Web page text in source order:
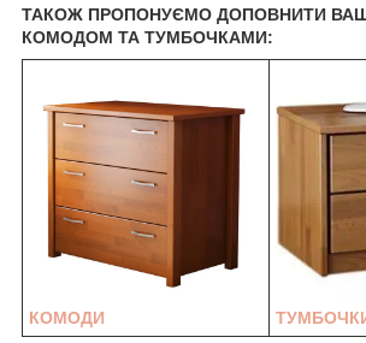
ТАКОЖ ПРОПОНУЄМО ДОПОВНИТИ
КОМОДОМ ТА ТУМБОЧКАМИ:
КОМОДИ